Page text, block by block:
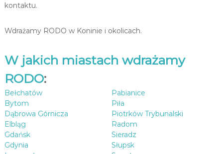
kontaktu.
Wdrażamy RODO w Koninie i okolicach.
W jakich miastach wdrażamy
RODO:
Bełchatów
Bytom
Dąbrowa Górnicza
Elbląg
Gdańsk
Gdynia
Pabianice
Piła
Piotrków Trybunalski
Radom
Sieradz
Słupsk